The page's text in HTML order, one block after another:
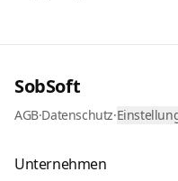
SobSoft
AGB·Datenschutz·
Unternehmen